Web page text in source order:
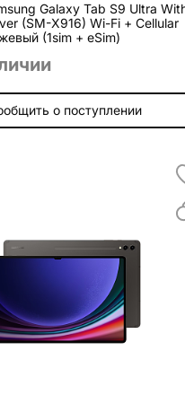
Galaxy Tab S9 Ultra
(SM-X916) Wi-Fi + Cellular
(1sim + eSim)
о поступлении